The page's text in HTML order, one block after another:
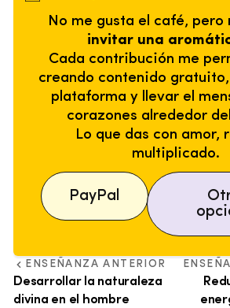
No me gusta el café, pero
invitar una
Cada contribución me
creando contenido
plataforma y llevar el
corazones alrededor
Lo que das con amor,
multiplicado.
PayPal
ENSEÑANZA ANTERIOR
Desarrollar la naturaleza
divina en el hombre